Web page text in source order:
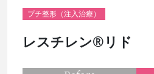
プチ整形（注入治療）
レスチレン®リド